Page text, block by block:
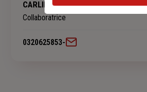
CARLIER Valérie
Collaboratrice
0320625853-